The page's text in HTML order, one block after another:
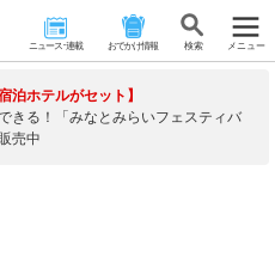
ニュース･連載 おでかけ情報 検 索 メニュー
泊ホテルがセット】
きる！「みなとみらいフェスティバ
売中